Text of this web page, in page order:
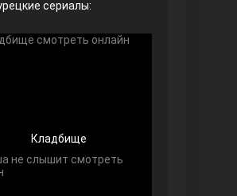
сериалы:
Кладбище